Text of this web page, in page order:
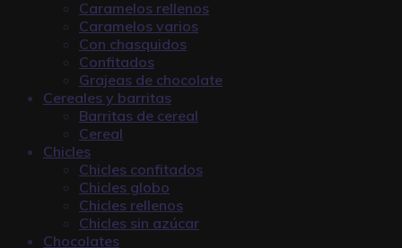
Caramelos rellenos
Caramelos varios
Con chasquidos
Confitados
Grajeas de chocolate
Cereales y barritas
Barritas de cereal
Cereal
Chicles
Chicles confitados
Chicles globo
Chicles rellenos
Chicles sin azúcar
Chocolates